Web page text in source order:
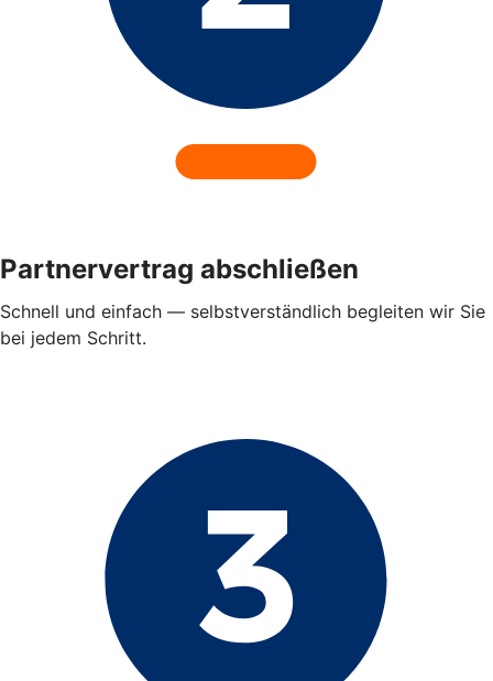
Partnervertrag abschließen
Schnell und einfach — selbstverständlich begleiten wir Sie
bei jedem Schritt.